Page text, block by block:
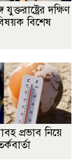
যুক্তরাষ্ট্রের দক্ষিণ
বিশেষ
প্রভাব নিয়ে